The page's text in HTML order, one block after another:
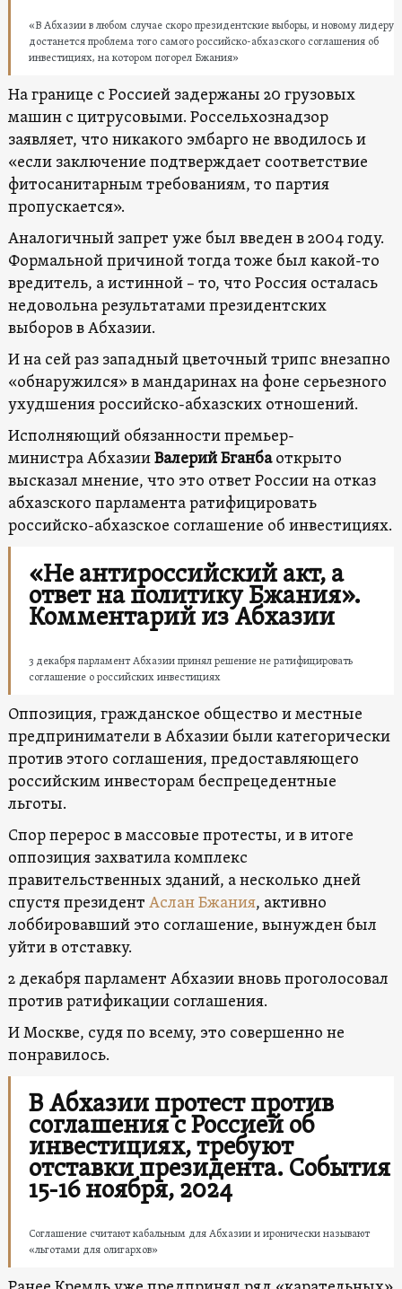
«В Абхазии в любом случае скоро президентские выборы, и новому лидеру
достанется проблема того самого российско-абхазского соглашения об
инвестициях, на котором погорел Бжания»
На границе с Россией задержаны 20 грузовых
машин с цитрусовыми. Россельхознадзор
заявляет, что никакого эмбарго не вводилось и
«если заключение подтверждает соответствие
фитосанитарным требованиям, то партия
пропускается».
Аналогичный запрет уже был введен в 2004 году.
Формальной причиной тогда тоже был какой-то
вредитель, а истинной – то, что Россия осталась
недовольна результатами президентских
выборов в Абхазии.
И на сей раз западный цветочный трипс внезапно
«обнаружился» в мандаринах на фоне серьезного
ухудшения российско-абхазских отношений.
Исполняющий обязанности премьер-
министра АбхазииВалерий Бганбаоткрыто
высказал мнение, что это ответ России на отказ
абхазского парламента ратифицировать
российско-абхазское соглашение об инвестициях.
«Не антироссийский акт, а
ответ на политику Бжания».
Комментарий из Абхазии
3 декабря парламент Абхазии принял решение не ратифицировать
соглашение о российских инвестициях
Оппозиция, гражданское общество и местные
предприниматели в Абхазии были категорически
против этого соглашения, предоставляющего
российским инвесторам беспрецедентные
льготы.
Спор перерос в массовые протесты, и в итоге
оппозиция захватила комплекс
правительственных зданий, а несколько дней
спустя президент Аслан Бжания, активно
лоббировавший это соглашение, вынужден был
уйти в отставку.
2 декабря парламент Абхазии вновь проголосовал
против ратификации соглашения.
И Москве, судя по всему, это совершенно не
понравилось.
В Абхазии протест против
соглашения с Россией об
инвестициях, требуют
отставки президента. События
15-16 ноября, 2024
Соглашение считают кабальным для Абхазии и иронически называют
«льготами для олигархов»